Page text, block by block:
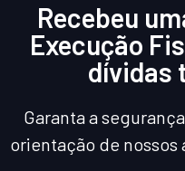
Recebeu
Execução
dívidas
Garanta a
orientação de